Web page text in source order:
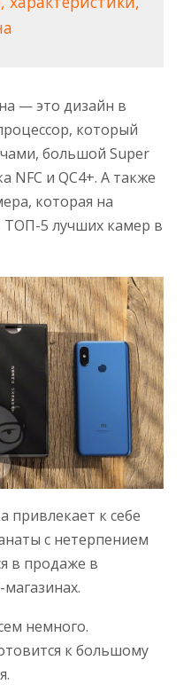
— это дизайн в
который
большой Super
NFC и QC4+. А также
которая на
5 лучших камер в
привлекает к себе
с нетерпением
в продаже в
немного.
к большому